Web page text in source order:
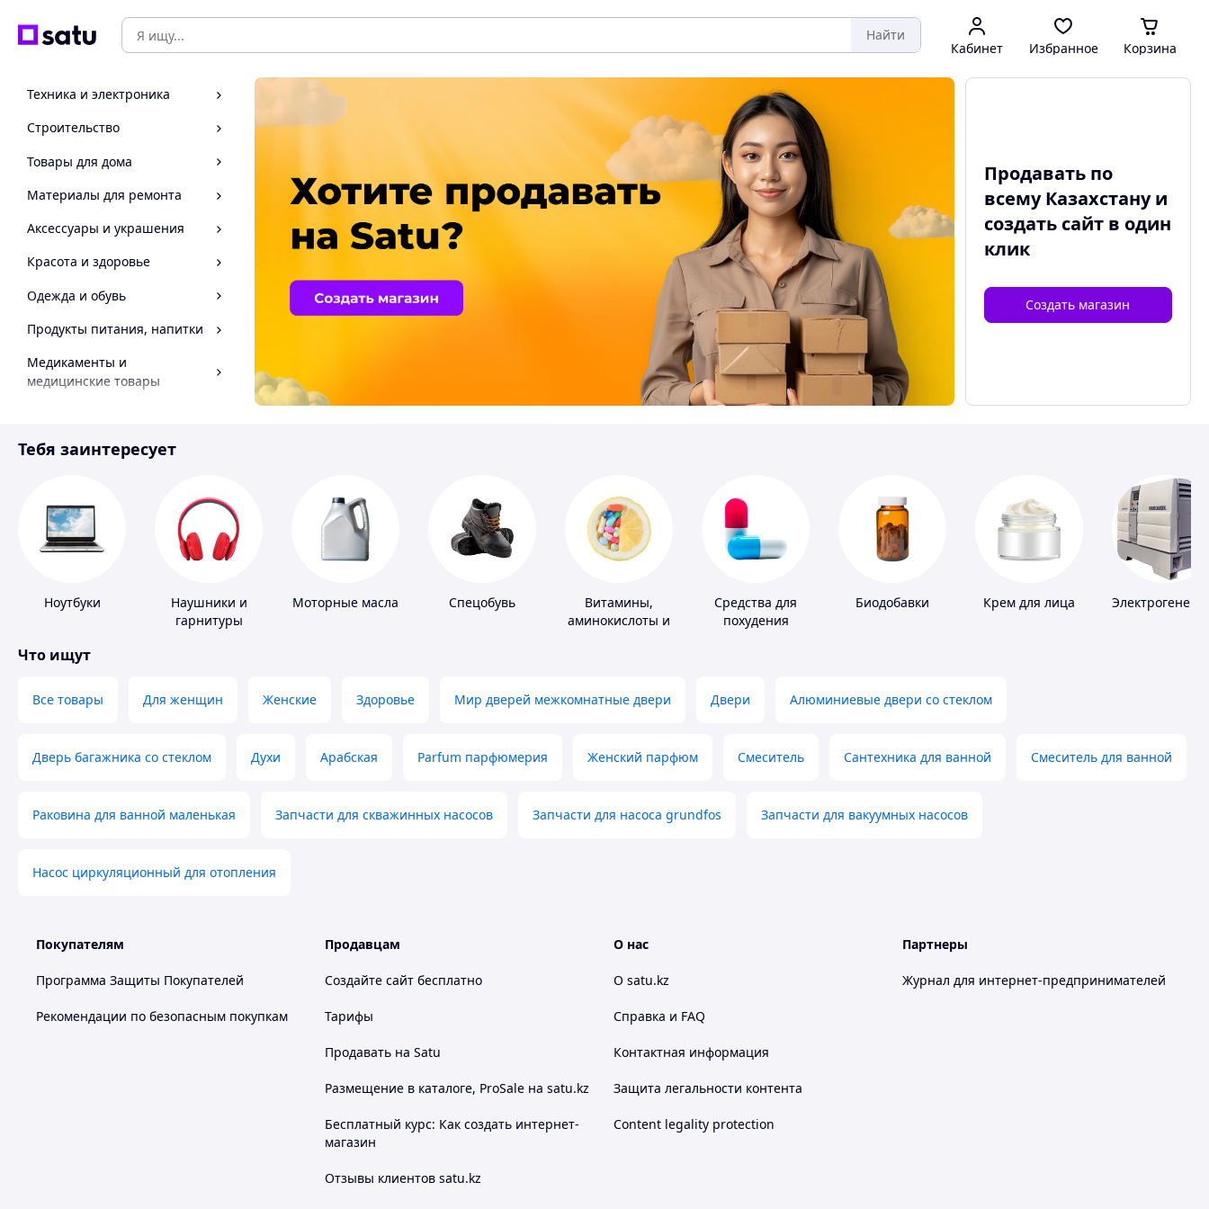
Найти
Кабинет Избранное Корзина
Техника и электроника
Строительство
Товары для дома
Материалы для ремонта
Аксессуары и украшения
Красота и здоровье
Одежда и обувь
Продукты питания, напитки
Медикаменты и
медицинские товары
Инструмент
Продавать по
всему Казахстану и
создать сайтв один
клик
Создать магазин
Тебя заинтересует
Ноутбуки
Наушники и
гарнитуры
Моторные масла Спецобувь
Витамины,
аминокислоты и
Средства для
похудения
Биодобавки Крем для лица
Что ищут
Все товары Для женщин Женские Здоровье Мир дверей межкомнатные двери Двери Алюминиевые двери со стеклом
Дверь багажника со стеклом Духи Арабская Parfum парфюмерия Женский парфюм Смеситель Сантехника для ванной Смеситель для ванной
Раковина для ванной маленькая Запчасти для скважинных насосов Запчасти для насоса grundfos Запчасти для вакуумных насосов
Насос циркуляционный для отопления
Покупателям
Программа Защиты Покупателей
Рекомендации по безопасным покупкам
Продавцам
Создайте сайт бесплатно
Тарифы
Продавать на Satu
Размещение в каталоге, ProSale на satu.kz
Бесплатный курс: Как создать интернет-
магазин
Отзывы клиентов satu.kz
О нас
О satu.kz
Справка и FAQ
Контактная информация
Защита легальности контента
Content legality protection
Партнеры
Журнал для интернет-предпринимателей